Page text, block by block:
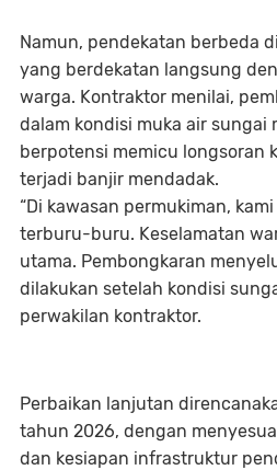
Namun, pendekatan berbeda
yang berdekatan langsung
warga. Kontraktor menilai,
dalam kondisi muka air sungai
berpotensi memicu longsoran
terjadi banjir mendadak.
“Di kawasan permukiman,
terburu-buru. Keselamatan
utama. Pembongkaran
dilakukan setelah kondisi
perwakilan kontraktor.
Perbaikan lanjutan
tahun 2026, dengan
dan kesiapan infrastruktur